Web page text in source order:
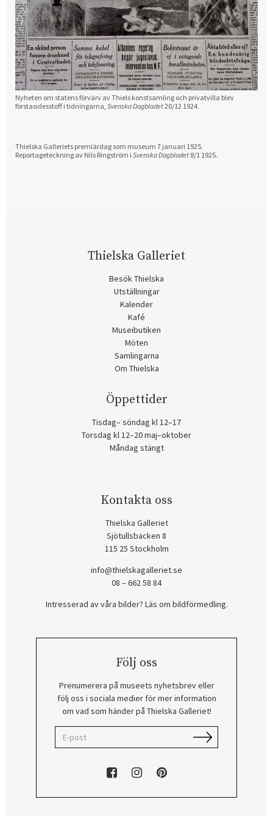
Nyheten om statens förvärv av Thiels konstsamling och privatvilla blev
förstasidesstoff i tidningarna, Svenska Dagbladet20/12 1924.
Thielska Galleriets premiärdag som museum 7 januari 1925.
Reportageteckning av Nils Ringström i Svenska Dagbladet 8/1 1925.
Thielska Galleriet
Besök Thielska
Utställningar
Kalender
Kafé
Museibutiken
Möten
Samlingarna
Om Thielska
Öppettider
Tisdag– söndag kl 12–17
Torsdag kl 12–20 maj–oktober
Måndag stängt
Kontakta oss
Thielska Galleriet
Sjötullsbacken 8
115 25 Stockholm
info@thielskagalleriet.se
08 – 662 58 84
Intresserad av våra bilder? Läs om bildförmedling.
Följ oss
Prenumerera på museets nyhetsbrev eller
följ oss i sociala medier för mer information
om vad som händer på Thielska Galleriet!